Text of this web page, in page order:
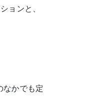
ョンと、
なかでも定